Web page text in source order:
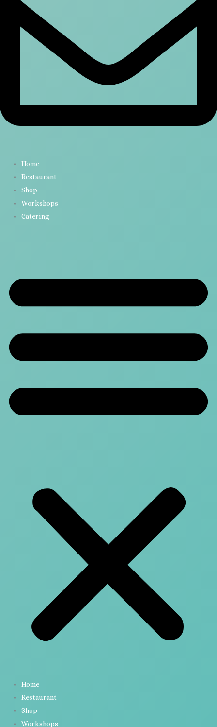
Home
Restaurant
Shop
Workshops
Catering
Home
Restaurant
Shop
Workshops